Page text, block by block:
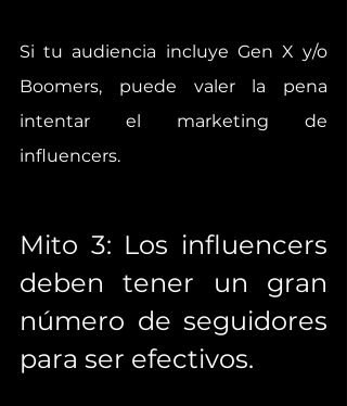
Si tu audiencia incluye Gen X y/o
Boomers, puede valer la pena
intentar el marketing de
influencers.
Mito 3: Los influencers
deben tener un gran
número de seguidores
para ser efectivos.